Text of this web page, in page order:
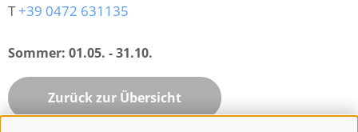
T+39 0472 631135
Sommer: 01.05. - 31.10.
Zurück zur Übersicht